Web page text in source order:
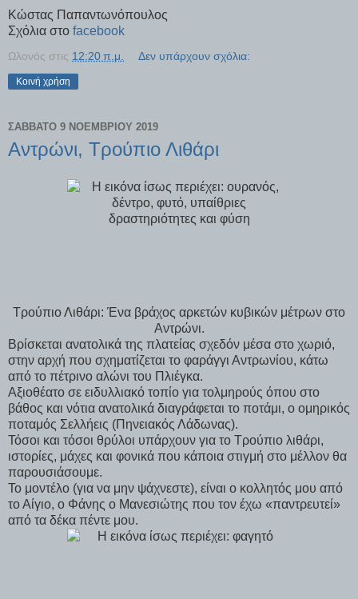
Κώστας Παπαντωνόπουλος
Σχόλια στο facebook
Ωλονός στις 12:20 π.μ. Δεν υπάρχουν σχόλια:
Κοινή χρήση
ΣΆΒΒΑΤΟ 9 ΝΟΕΜΒΡΊΟΥ 2019
Αντρώνι, Τρούπιο Λιθάρι
Τρούπιο Λιθάρι: Ένα βράχος αρκετών κυβικών μέτρων στο
Αντρώνι.
Βρίσκεται ανατολικά της πλατείας σχεδόν μέσα στο χωριό,
στην αρχή που σχηματίζεται το φαράγγι Αντρωνίου, κάτω
από το πέτρινο αλώνι του Πλιέγκα.
Αξιοθέατο σε ειδυλλιακό τοπίο για τολμηρούς όπου στο
βάθος και νότια ανατολικά διαγράφεται το ποτάμι, ο ομηρικός
ποταμός Σελλήεις (Πηνειακός Λάδωνας).
Τόσοι και τόσοι θρύλοι υπάρχουν για το Τρούπιο λιθάρι,
ιστορίες, μάχες και φονικά που κάποια στιγμή στο μέλλον θα
παρουσιάσουμε.
Το μοντέλο (για να μην ψάχνεστε), είναι ο κολλητός μου από
το Αίγιο, ο Φάνης ο Μανεσιώτης που τον έχω «παντρευτεί»
από τα δέκα πέντε μου.